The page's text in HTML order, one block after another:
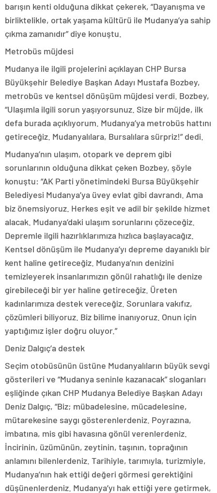
barışın kenti olduğuna dikkat çekerek, “Dayanışma ve
birliktelikle, ortak yaşama kültürü ile Mudanya’ya sahip
çıkma zamanıdır” diye konuştu.
Metrobüs müjdesi
Mudanya ile ilgili projelerini açıklayan CHP Bursa
Büyükşehir Belediye Başkan Adayı Mustafa Bozbey,
metrobüs ve kentsel dönüşüm müjdesi verdi. Bozbey,
“Ulaşımla ilgili sorun yaşıyorsunuz. Size bir müjde, ilk
defa burada açıklıyorum. Mudanya’ya metrobüs hattını
getireceğiz. Mudanyalılara, Bursalılara sürpriz!” dedi.
Mudanya’nın ulaşım, otopark ve deprem gibi
sorunlarının olduğuna dikkat çeken Bozbey, şöyle
konuştu: “AK Parti yönetimindeki Bursa Büyükşehir
Belediyesi Mudanya’ya üvey evlat gibi davrandı. Ama
biz önemsiyoruz. Herkes eşit ve adil bir şekilde hizmet
alacak. Mudanya’daki ulaşım sorunlarını çözeceğiz.
Depremle ilgili hazırlıklarımıza hızlıca başlayacağız.
Kentsel dönüşüm ile Mudanya’yı depreme dayanıklı bir
kent haline getireceğiz. Mudanya’nın denizini
temizleyerek insanlarımızın gönül rahatlığı ile denize
girebileceği bir yer haline getireceğiz. Üreten
kadınlarımıza destek vereceğiz. Sorunlara vakıfız,
çözümleri biliyoruz. Biz bilime inanıyoruz. Onun için
yaptığımız işler doğru oluyor.”
Deniz Dalgıç’a destek
Seçim otobüsünün üstüne Mudanyalıların büyük sevgi
gösterileri ve “Mudanya seninle kazanacak” sloganları
eşliğinde çıkan CHP Mudanya Belediye Başkan Adayı
Deniz Dalgıç, “Biz; mübadelesine, mücadelesine,
mütarekesine saygı gösterenlerdeniz. Poyrazına,
imbatına, mis gibi havasına gönül verenlerdeniz.
İncirinin, üzümünün, zeytinin, taşının, toprağının
anlamını bilenlerdeniz. Tarihiyle, tarımıyla, turizmiyle,
Mudanya’nın hak ettiği değeri görmesi gerektiğini
düşünenlerdeniz. Mudanya’yı hak ettiği yere getirmek,